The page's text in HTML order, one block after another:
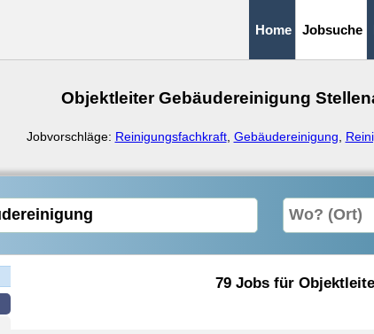
Home Jobsuche
Objektleiter Gebäudereinigung
Jobvorschläge: Reinigungsfachkraft, Gebäudereinigung
79 Jobs für